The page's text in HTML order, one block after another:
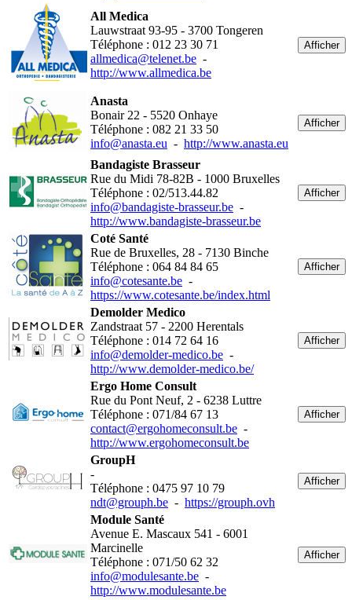
All Medica
Lauwstraat 93-95 - 3700 Tongeren
Téléphone : 012 23 30 71
allmedica@telenet.be -
http://www.allmedica.be
Afficher
Anasta
Bonair 22 - 5520 Onhaye
Téléphone : 082 21 33 50
info@anasta.eu - http://www.anasta.eu
Afficher
Bandagiste Brasseur
Rue du Midi 78-82B - 1000 Bruxelles
Téléphone : 02/513.44.82
info@bandagiste-brasseur.be -
http://www.bandagiste-brasseur.be
Afficher
Coté Santé
Rue de Bruxelles, 28 - 7130 Binche
Téléphone : 064 84 84 65
info@cotesante.be -
https://www.cotesante.be/index.html
Afficher
Demolder Medico
Zandstraat 57 - 2200 Herentals
Téléphone : 014 72 64 16
info@demolder-medico.be -
http://www.demolder-medico.be/
Afficher
Ergo Home Consult
Rue du Pont Neuf, 2 - 6238 Luttre
Téléphone : 071/84 67 13
contact@ergohomeconsult.be -
http://www.ergohomeconsult.be
Afficher
GroupH
-
Téléphone : 0475 97 10 79
ndt@grouph.be - https://grouph.ovh
Afficher
Module Santé
Avenue E. Mascaux 541 - 6001
Marcinelle
Téléphone : 071/50 62 32
info@modulesante.be -
http://www.modulesante.be
Afficher